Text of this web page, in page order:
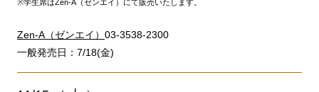
※学生席はZen-A（ゼンエイ）にて販売いたします。
Zen-A（ゼンエイ） 03-3538-2300
一般発売日：7/18(金)